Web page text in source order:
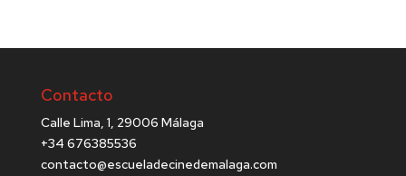
Contacto
Calle Lima, 1, 29006 Málaga
+34 676385536
contacto@escueladecinedemalaga.com